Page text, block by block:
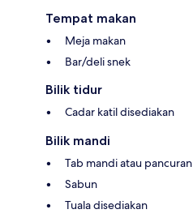
Tempat makan
Meja makan
Bar/deli snek
Bilik tidur
Cadar katil disediakan
Bilik mandi
Tab mandi atau pancuran
Sabun
Tuala disediakan